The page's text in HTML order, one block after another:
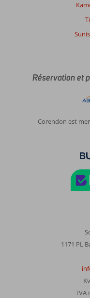
Réservation et
Corendon est
1171 PL
TVA